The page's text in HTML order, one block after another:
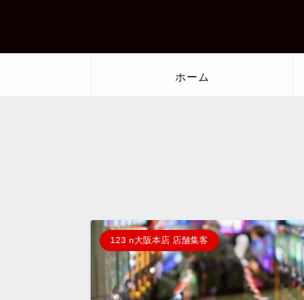
ホーム
123 n大阪本店 店舗集客